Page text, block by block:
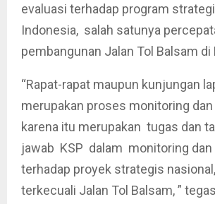
evaluasi terhadap program
Indonesia, salah satunya
pembangunan Jalan Tol Balsam di
“Rapat-rapat maupun kunjungan
merupakan proses monitoring dan
karena itu merupakan tugas dan
jawab KSP dalam monitoring dan
terhadap proyek strategis
terkecuali Jalan Tol Balsam, ”